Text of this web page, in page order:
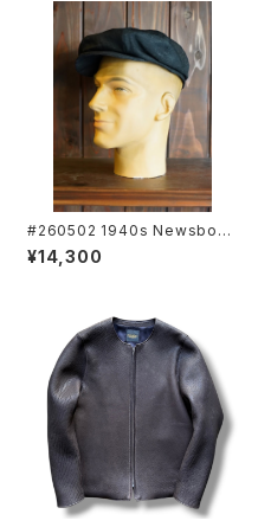
#260502 1940s Newsboy
Cap
¥14,300